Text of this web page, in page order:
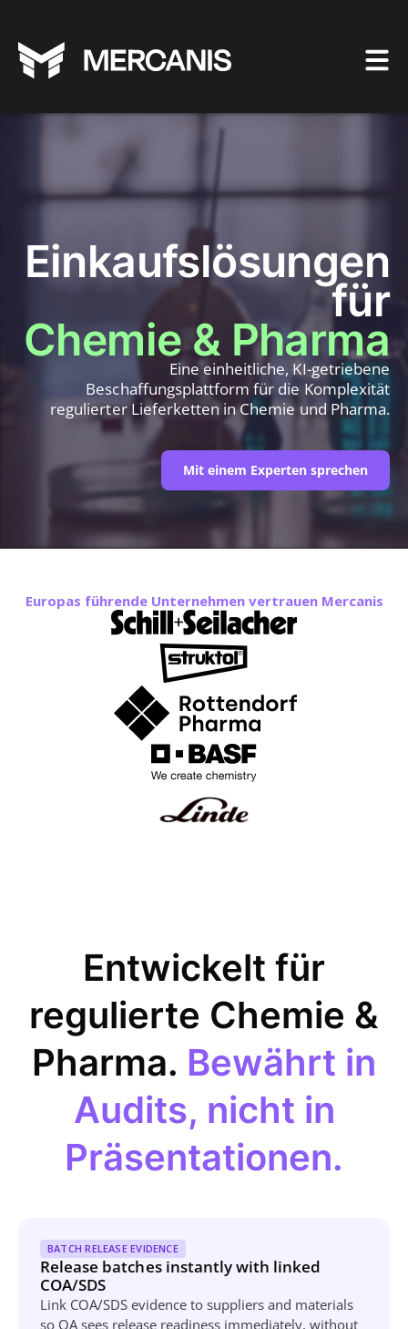
Einkaufslösungen
für
Chemie & Pharma
Eine einheitliche, KI-getriebene
Beschaffungsplattform für die Komplexität
regulierter Lieferketten in Chemie und Pharma.
Mit einem Experten sprechen
Europas führende Unternehmen vertrauen Mercanis
Entwickelt für
regulierte Chemie &
Pharma. Bewährt in
Audits, nicht in
Präsentationen.
BATCH RELEASE EVIDENCE
Release batches instantly with linked
COA/SDS
Link COA/SDS evidence to suppliers and materials
so QA sees release readiness immediately, without